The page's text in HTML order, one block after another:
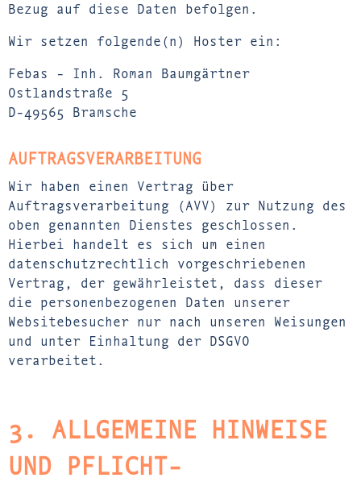
Bezug auf diese Daten befolgen.
Wir setzen folgende(n) Hoster ein:
Febas - Inh. Roman Baumgärtner
Ostlandstraße 5
D-49565 Bramsche
AUFTRAGSVERARBEITUNG
Wir haben einen Vertrag über
Auftragsverarbeitung (AVV) zur Nutzung des
oben genannten Dienstes geschlossen.
Hierbei handelt es sich um einen
datenschutzrechtlich vorgeschriebenen
Vertrag, der gewährleistet, dass dieser
die personenbezogenen Daten unserer
Websitebesucher nur nach unseren Weisungen
und unter Einhaltung der DSGVO
verarbeitet.
3. ALLGEMEINE HINWEISE
UND PFLICHT­